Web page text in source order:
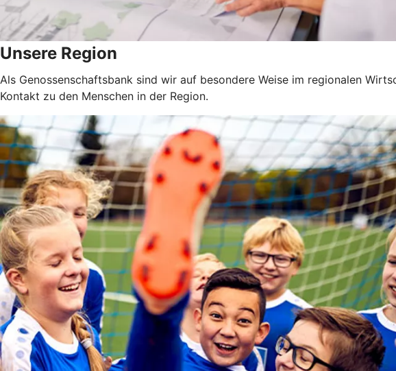
Unsere Region
Als Genossenschaftsbank sind wir auf besondere Weise im regionalen
Kontakt zu den Menschen in der Region.